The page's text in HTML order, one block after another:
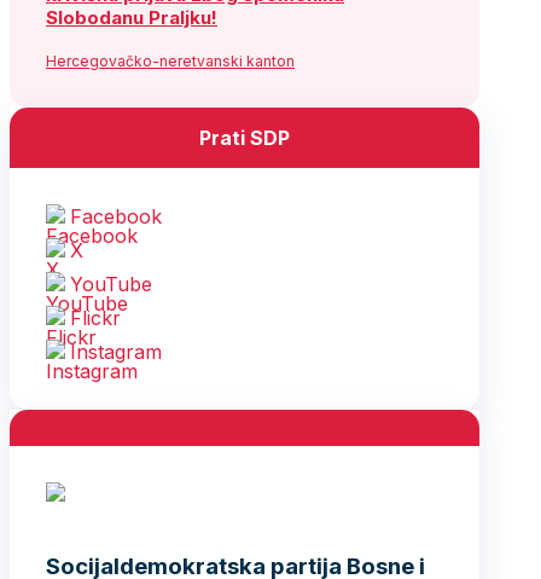
Slobodanu Praljku!
Hercegovačko-neretvanski kanton
Prati SDP
Facebook
X
YouTube
Flickr
Instagram
Socijaldemokratska partija Bosne i